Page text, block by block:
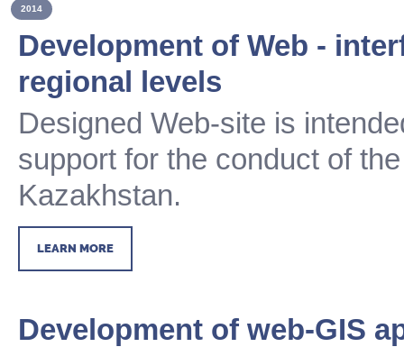
2014
Development of Web -
regional levels
Designed Web-site is
support for the conduct of
Kazakhstan.
LEARN MORE
Development of web-GIS